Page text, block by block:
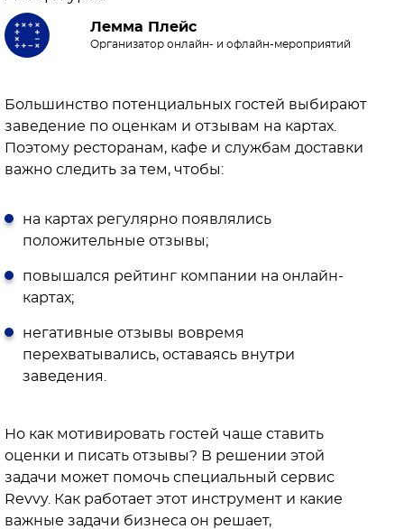
Лемма Плейс
Организатор онлайн- и офлайн-мероприятий
Большинство потенциальных гостей выбирают
заведение по оценкам и отзывам на картах.
Поэтому ресторанам, кафе и службам доставки
важно следить за тем, чтобы:
на картах регулярно появлялись
положительные отзывы;
повышался рейтинг компании на онлайн-
картах;
негативные отзывы вовремя
перехватывались, оставаясь внутри
заведения.
Но как мотивировать гостей чаще ставить
оценки и писать отзывы? В решении этой
задачи может помочь специальный сервис
Revvy. Как работает этот инструмент и какие
важные задачи бизнеса он решает,